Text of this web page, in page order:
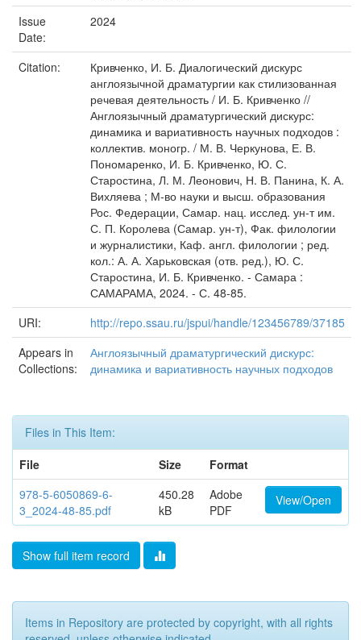
Issue
Date:
2024
Citation:
Кривченко, И. Б. Диалогический дискурс
англоязычной драматургии как стилизованная
речевая деятельность / И. Б. Кривченко //
Англоязычный драматургический дискурс:
динамика и вариативность научных подходов :
коллектив. моногр. / М. В. Черкунова, Е. В.
Пономаренко, И. Б. Кривченко, Ю. С.
Старостина, Л. М. Леонович, Н. В. Панина, К. А.
Вихляева ; М-во науки и высш. образования
Рос. Федерации, Самар. нац. исслед. ун-т им.
С. П. Королева (Самар. ун-т), Фак. филологии
и журналистики, Каф. англ. филологии ; ред.
кол.: А. А. Харьковская (отв. ред.), Ю. С.
Старостина, И. Б. Кривченко. - Самара :
САМАРАМА, 2024. - С. 48-85.
URI:
http://repo.ssau.ru/jspui/handle/123456789/37185
Appears in
Collections:
Англоязычный драматургический дискурс:
динамика и вариативность научных подходов
Files in This Item:
File
Size
Format
978-5-6050869-6-
3_2024-48-85.pdf
450.28
kB
Adobe
PDF
View/Open
Show full item record
Items in Repository are protected by copyright, with all rights